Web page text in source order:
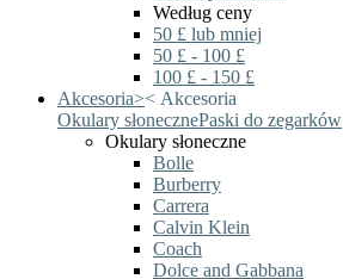
Według ceny
50 £ lub mniej
50 £ - 100 £
100 £ - 150 £
Akcesoria>< Akcesoria
Okulary słonecznePaski do zegarków
Okulary słoneczne
Bolle
Burberry
Carrera
Calvin Klein
Coach
Dolce and Gabbana